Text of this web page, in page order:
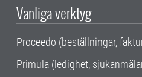
Vanliga verktyg
Proceedo (beställningar,
Primula (ledighet,